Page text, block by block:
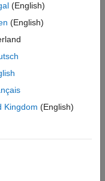
departure
a SimEvents
derives from the
(English)
(English)
Kingdom (English)